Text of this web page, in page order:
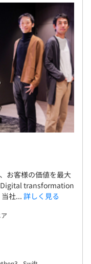
お客様の価値を最大
Digital transformation
社... 詳しく見る